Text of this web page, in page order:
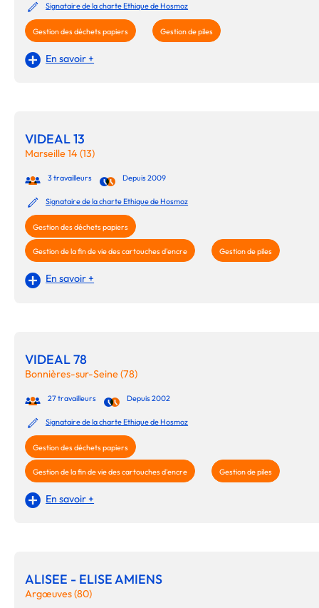
Signataire de la charte Ethique de Hosmoz
Gestion des déchets papiers Gestion de piles
En savoir +
VIDEAL 13
Marseille 14 (13)
3 travailleurs Depuis 2009
Signataire de la charte Ethique de Hosmoz
Gestion des déchets papiers
Gestion de la fin de vie des cartouches d'encre Gestion de piles
En savoir +
VIDEAL 78
Bonnières-sur-Seine (78)
27 travailleurs Depuis 2002
Signataire de la charte Ethique de Hosmoz
Gestion des déchets papiers
Gestion de la fin de vie des cartouches d'encre Gestion de piles
En savoir +
ALISEE - ELISE AMIENS
Argœuves (80)